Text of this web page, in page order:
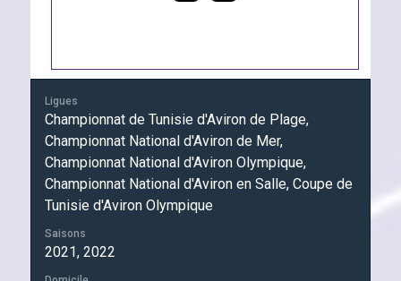
Ligues
Championnat de Tunisie d'Aviron de Plage,
Championnat National d'Aviron de Mer,
Championnat National d'Aviron Olympique,
Championnat National d'Aviron en Salle, Coupe de
Tunisie d'Aviron Olympique
Saisons
2021, 2022